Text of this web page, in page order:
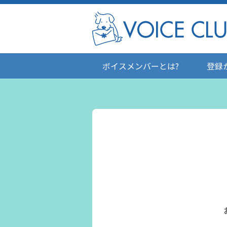
ボイスメンバーとは? 登録